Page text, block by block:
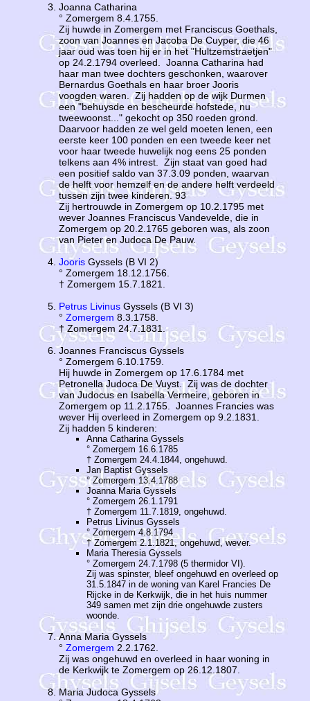
Joanna Catharina
° Zomergem 8.4.1755.
Zij huwde in Zomergem met Franciscus Goethals,
zoon van Joannes en Jacoba De Cuyper, die 46
jaar oud was toen hij er in het "Hultzemstraetjen"
op 24.2.1794 overleed. Joanna Catharina had
haar man twee dochters geschonken, waarover
Bernardus Goethals en haar broer Jooris
voogden waren. Zij hadden op de wijk Durmen
een "behuysde en bescheurde hofstede, nu
tweewoonst..." gekocht op 350 roeden grond.
Daarvoor hadden ze wel geld moeten lenen, een
eerste keer 100 ponden en een tweede keer net
voor haar tweede huwelijk nog eens 25 ponden
telkens aan 4% intrest. Zijn staat van goed had
een positief saldo van 37.3.09 ponden, waarvan
de helft voor hemzelf en de andere helft verdeeld
tussen zijn twee kinderen. 93
Zij hertrouwde in Zomergem op 10.2.1795 met
wever Joannes Franciscus Vandevelde, die in
Zomergem op 20.2.1765 geboren was, als zoon
van Pieter en Judoca De Pauw.
JoorisGyssels (B VI 2)
° Zomergem 18.12.1756.
† Zomergem 15.7.1821.
Petrus LivinusGyssels (B VI 3)
° Zomergem 8.3.1758.
† Zomergem 24.7.1831.
Joannes Franciscus Gyssels
° Zomergem 6.10.1759.
Hij huwde in Zomergem op 17.6.1784 met
Petronella Judoca De Vuyst. Zij was de dochter
van Judocus en Isabella Vermeire, geboren in
Zomergem op 11.2.1755. Joannes Francies was
wever Hij overleed in Zomergem op 9.2.1831.
Zij hadden 5 kinderen:
Anna Catharina Gyssels
° Zomergem 16.6.1785
† Zomergem 24.4.1844, ongehuwd.
Jan Baptist Gyssels
° Zomergem 13.4.1788
Joanna Maria Gyssels
° Zomergem 26.1.1791
† Zomergem 11.7.1819, ongehuwd.
Petrus Livinus Gyssels
° Zomergem 4.8.1794
† Zomergem 2.1.1821, ongehuwd, wever.
Maria Theresia Gyssels
° Zomergem 24.7.1798 (5 thermidor VI).
Zij was spinster, bleef ongehuwd en overleed op
31.5.1847 in de woning van Karel Francies De
Rijcke in de Kerkwijk, die in het huis nummer
349 samen met zijn drie ongehuwde zusters
woonde.
Anna Maria Gyssels
° Zomergem 2.2.1762.
Zij was ongehuwd en overleed in haar woning in
de Kerkwijk te Zomergem op 26.12.1807.
Maria Judoca Gyssels